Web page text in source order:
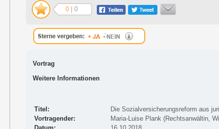
0 | 0
Vortrag
Weitere Informationen
Titel:
Die Sozialversicherungsreform aus
Vortragender:
Maria-Luise Plank (Rechtsanwältin,